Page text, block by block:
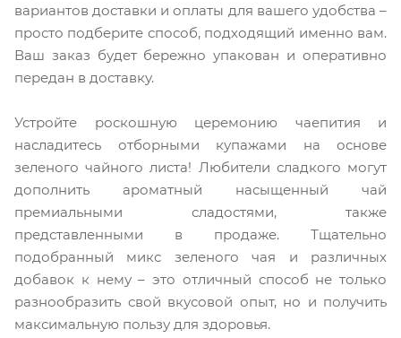
вариантов доставки и оплаты для вашего удобства –
просто подберите способ, подходящий именно вам.
Ваш заказ будет бережно упакован и оперативно
передан в доставку.
Устройте роскошную церемонию чаепития и
насладитесь отборными купажами на основе
зеленого чайного листа! Любители сладкого могут
дополнить ароматный насыщенный чай
премиальными сладостями, также
представленными в продаже. Тщательно
подобранный микс зеленого чая и различных
добавок к нему – это отличный способ не только
разнообразить свой вкусовой опыт, но и получить
максимальную пользу для здоровья.